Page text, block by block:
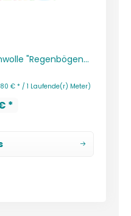
"Regenbögen...
€ * / 1 Laufende(r) Meter)
*